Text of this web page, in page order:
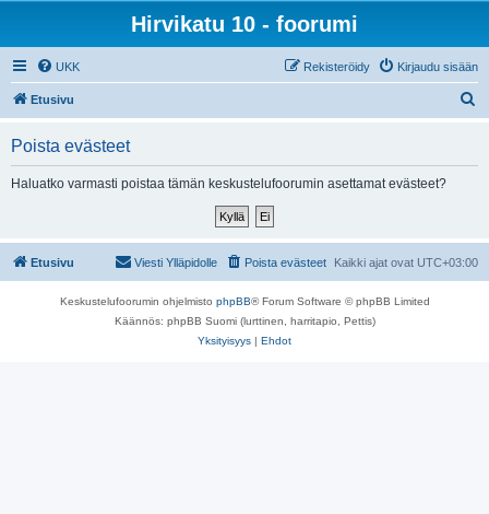
Hirvikatu 10 - foorumi
UKK Kirjaudu sisään
Rekisteröidy
Etusivu
Poista evästeet
Haluatko varmasti poistaa tämän keskustelufoorumin asettamat evästeet?
Etusivu Kaikki ajat ovat UTC+03:00
Poista evästeet
Viesti Ylläpidolle
Keskustelufoorumin ohjelmisto phpBB® Forum Software © phpBB Limited
Käännös: phpBB Suomi (lurttinen, harritapio, Pettis)
Yksityisyys | Ehdot